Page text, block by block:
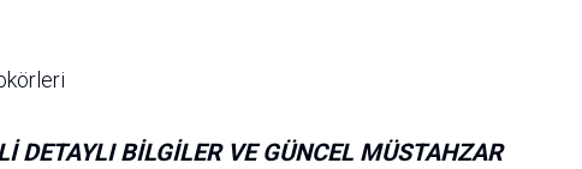
DETAYLI BİLGİLER VE GÜNCEL MÜSTAHZAR